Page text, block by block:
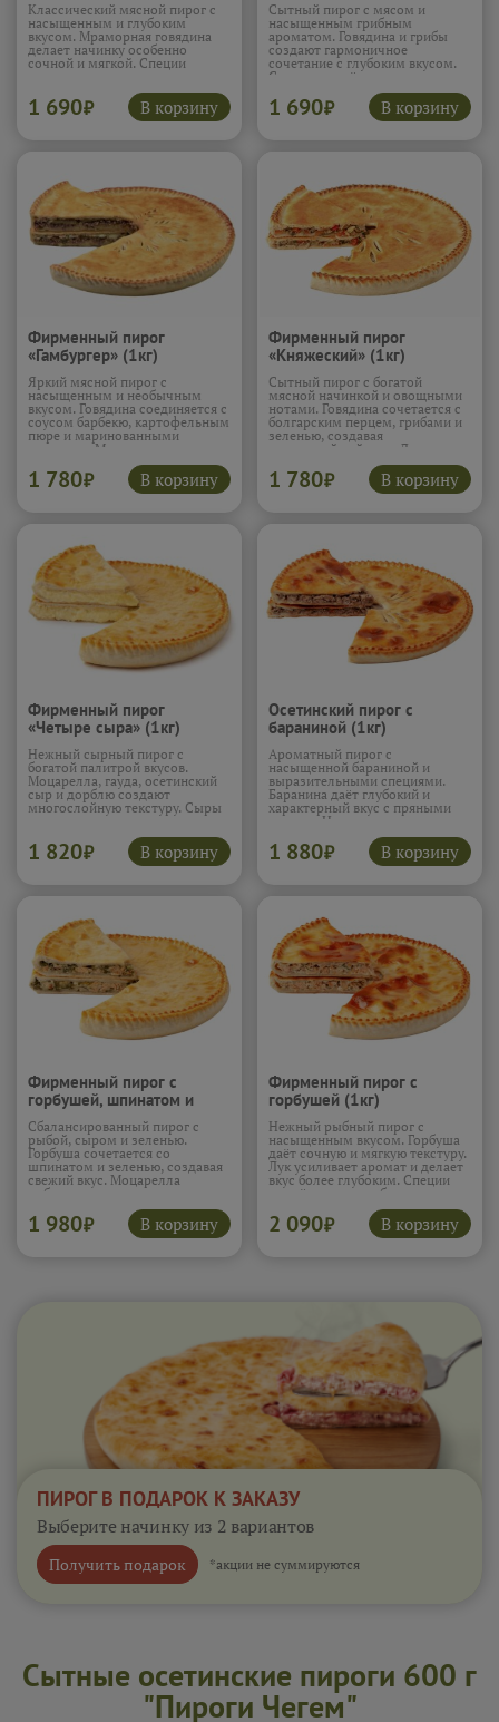
Классический мясной пирог с
насыщенным и глубоким
вкусом. Мраморная говядина
делает начинку особенно
сочной и мягкой. Специи
добавляя выразительность и
аромат. Тесто получается
нежным и румяным, удерживая
1 690₽ В корзину
Сытный пирог с мясом и
насыщенным грибным
ароматом. Говядина и грибы
создают гармоничное
сочетание с глубоким вкусом.
Специи подчёркивают мясную
основу. Начинка получается
сочной и плотной. Пирог
ароматный и очень
1 690₽ В корзину
Фирменный пирог
«Гамбургер» (1кг)
Яркий мясной пирог с
насыщенным и необычным
вкусом. Говядина соединяется с
соусом барбекю, картофельным
пюре и маринованными
огурцами. Моцарелла
добавляет мягкость и тягучесть.
Лук и укроп усиливают аромат
и делают вкус живым. Начинка
1 780₽ В корзину
Фирменный пирог
«Княжеский» (1кг)
Сытный пирог с богатой
мясной начинкой и овощными
нотами. Говядина сочетается с
болгарским перцем, грибами и
зеленью, создавая
многослойный вкус. Лук
добавляет сочность и лёгкую
сладость. Начинка получается
ароматной и насыщенной.
1 780₽ В корзину
Фирменный пирог
«Четыре сыра» (1кг)
Нежный сырный пирог с
богатой палитрой вкусов.
Моцарелла, гауда, осетинский
сыр и дорблю создают
многослойную текстуру. Сыры
плавятся и соединяются в
тягучую начинку. Вкус
получается сливочным,
насыщенным и ярким. Пирог
1 820₽ В корзину
Осетинский пирог с
бараниной (1кг)
Ароматный пирог с
насыщенной бараниной и
выразительными специями.
Баранина даёт глубокий и
характерный вкус с пряными
нотами. Начинка получается
сочной и плотной. Тесто мягкое
и румяное, хорошо удерживает
аромат. Пирог выходит сытным
1 880₽ В корзину
Фирменный пирог с
горбушей, шпинатом и
сыром (1кг)
Сбалансированный пирог с
рыбой, сыром и зеленью.
Горбуша сочетается со
шпинатом и зеленью, создавая
свежий вкус. Моцарелла
добавляет мягкость и тягучесть.
Начинка получается сочной и
ароматной. Пирог лёгкий, но
насыщенный.
Подробнее...
1 980₽ В корзину
Фирменный пирог с
горбушей (1кг)
Нежный рыбный пирог с
насыщенным вкусом. Горбуша
даёт сочную и мягкую текстуру.
Лук усиливает аромат и делает
вкус более глубоким. Специи
подчёркивают рыбу, не
перебивая её. Пирог получается
лёгким и сытным.Подробнее...
2 090₽ В корзину
ПИРОГ В ПОДАРОК К ЗАКАЗУ
Выберите начинку из 2 вариантов
Получить подарок *акции не суммируются
Сытные осетинские пироги 600 г
"Пироги Чегем"